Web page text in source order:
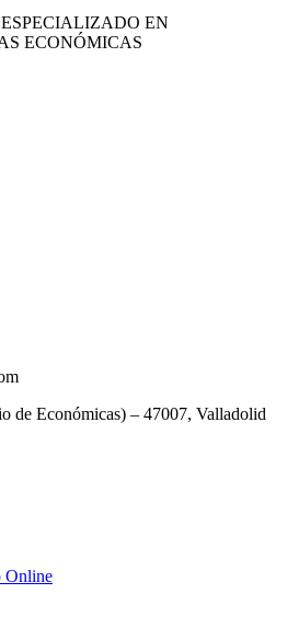
EN
ECONÓMICAS
de Económicas) – 47007, Valladolid
Online